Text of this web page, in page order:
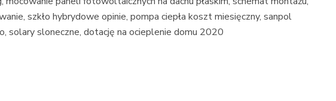
szkło hybrydowe opinie, pompa ciepła koszt miesięczny, sanpol
solary sloneczne, dotację na ocieplenie domu 2020